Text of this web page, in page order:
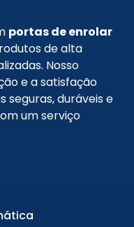
portas de enrolar
de alta
Nosso
e a satisfação
duráveis e
um serviço